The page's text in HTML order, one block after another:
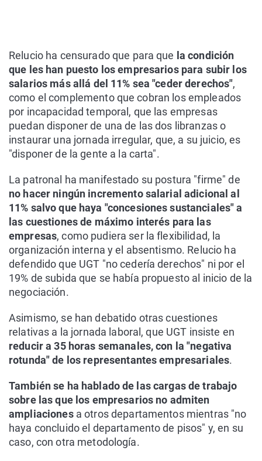
Relucio ha censurado que para que la condición
que les han puesto los empresarios para subir los
salarios más allá del 11% sea "ceder derechos",
como el complemento que cobran los empleados
por incapacidad temporal, que las empresas
puedan disponer de una de las dos libranzas o
instaurar una jornada irregular, que, a su juicio, es
"disponer de la gente a la carta".
La patronal ha manifestado su postura "firme" de
no hacer ningún incremento salarial adicional al
11% salvo que haya "concesiones sustanciales" a
las cuestiones de máximo interés para las
empresas, como pudiera ser la flexibilidad, la
organización interna y el absentismo. Relucio ha
defendido que UGT "no cedería derechos" ni por el
19% de subida que se había propuesto al inicio de la
negociación.
Asimismo, se han debatido otras cuestiones
relativas a la jornada laboral, que UGT insiste en
reducir a 35 horas semanales, con la "negativa
rotunda" de los representantes empresariales.
También se ha hablado de las cargas de trabajo
sobre las que los empresarios no admiten
ampliacionesa otros departamentos mientras "no
haya concluido el departamento de pisos" y, en su
caso, con otra metodología.